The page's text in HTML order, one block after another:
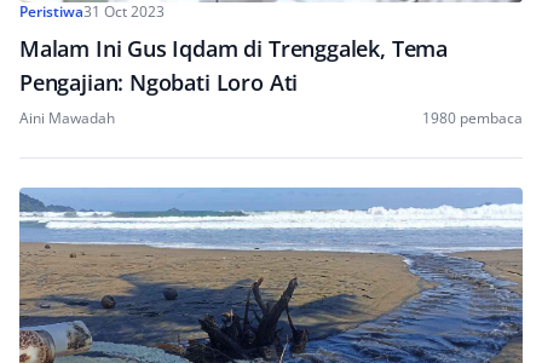
Peristiwa31 Oct 2023
Malam Ini Gus Iqdam di Trenggalek, Tema
Pengajian: Ngobati Loro Ati
Aini Mawadah 1980 pembaca